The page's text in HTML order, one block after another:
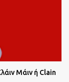
Μάιν ή Clain